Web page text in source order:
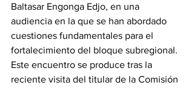
Baltasar Engonga Edjo, en una
audiencia en la que se han abordado
cuestiones fundamentales para el
fortalecimiento del bloque subregional.
Este encuentro se produce tras la
reciente visita del titular de la Comisión